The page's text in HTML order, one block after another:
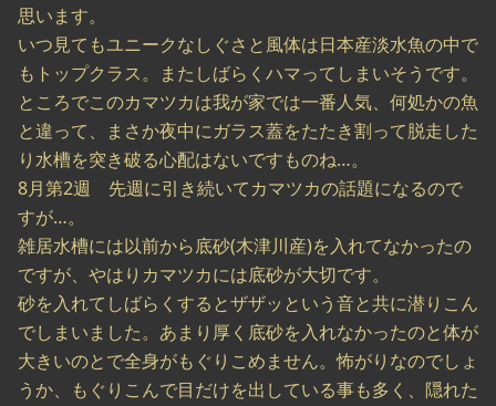
思います。
いつ見てもユニークなしぐさと風体は日本産淡水魚の中で
もトップクラス。またしばらくハマってしまいそうです。
ところでこのカマツカは我が家では一番人気、何処かの魚
と違って、まさか夜中にガラス蓋をたたき割って脱走した
り水槽を突き破る心配はないですものね…。
8月第2週 先週に引き続いてカマツカの話題になるので
すが…。
雑居水槽には以前から底砂(木津川産)を入れてなかったの
ですが、やはりカマツカには底砂が大切です。
砂を入れてしばらくするとザザッという音と共に潜りこん
でしまいました。あまり厚く底砂を入れなかったのと体が
大きいのとで全身がもぐりこめません。怖がりなのでしょ
うか、もぐりこんで目だけを出している事も多く、隠れた